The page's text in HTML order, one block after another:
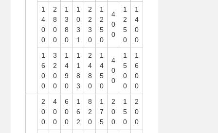
1
4
0
0
2
8
0
0
1
3
8
0
1
0
3
1
2
2
3
0
1
2
5
0
4
0
0
1
2
5
0
1
4
0
0
1
6
0
0
3
2
0
0
1
4
9
0
1
1
8
3
2
4
8
0
1
4
5
0
4
0
0
1
5
0
0
1
6
0
0
2
0
0
4
0
0
6
0
0
1
6
2
8
2
0
1
7
5
2
0
0
1
5
0
2
0
0